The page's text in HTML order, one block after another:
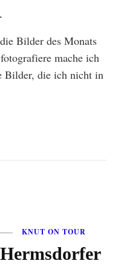
Bilder des Monats
mache ich
Bilder, die ich nicht in
KNUT ON TOUR